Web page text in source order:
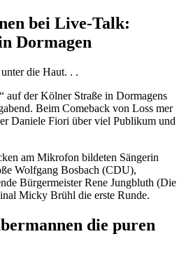
bei Live-Talk:
Dormagen
die Haut. . .
auf der Kölner Straße in Dormagens
Beim Comeback von Loss mer
Daniele Fiori über viel Publikum und
am Mikrofon bildeten Sängerin
Wolfgang Bosbach (CDU),
Bürgermeister Rene Jungbluth (Die
Micky Brühl die erste Runde.
die puren